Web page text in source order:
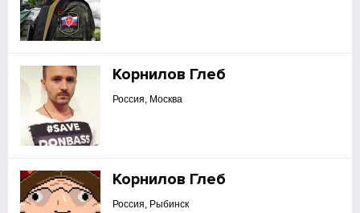
Корнилов Глеб
Россия, Москва
Корнилов Глеб
Россия, Рыбинск